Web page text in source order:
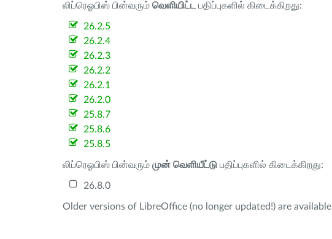
லிப்ரெஓபிஸ் பின்வரும் வெளியிட்ட பதிப்புகளில் கிடைக்கிறது:
26.2.5
26.2.4
26.2.3
26.2.2
26.2.1
26.2.0
25.8.7
25.8.6
25.8.5
லிப்ரெஓபிஸ் பின்வரும் முன் வெளியீட்டு பதிப்புகளில் கிடைக்கிறது:
26.8.0
Older versions of LibreOffice (no longer updated!) are available